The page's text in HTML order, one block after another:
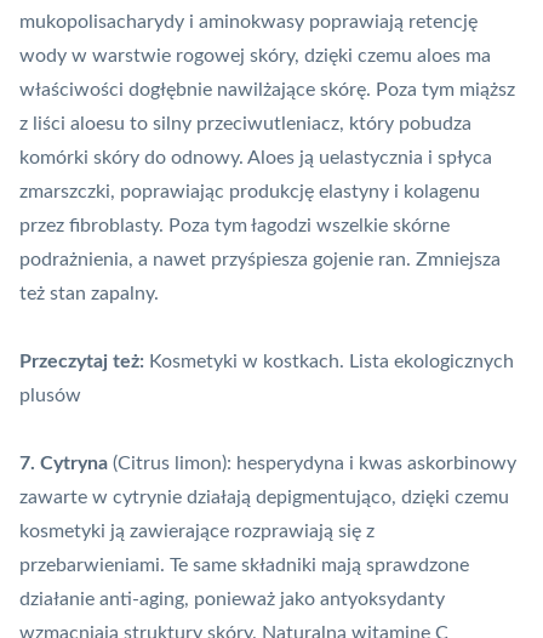
mukopolisacharydy i aminokwasy poprawiają retencję
wody w warstwie rogowej skóry, dzięki czemu aloes ma
właściwości dogłębnie nawilżające skórę. Poza tym miąższ
z liści aloesu to silny przeciwutleniacz, który pobudza
komórki skóry do odnowy. Aloes ją uelastycznia i spłyca
zmarszczki, poprawiając produkcję elastyny i kolagenu
przez fibroblasty. Poza tym łagodzi wszelkie skórne
podrażnienia, a nawet przyśpiesza gojenie ran. Zmniejsza
też stan zapalny.
Przeczytaj też: Kosmetyki w kostkach. Lista ekologicznych
plusów
7. Cytryna (Citrus limon): hesperydyna i kwas askorbinowy
zawarte w cytrynie działają depigmentująco, dzięki czemu
kosmetyki ją zawierające rozprawiają się z
przebarwieniami. Te same składniki mają sprawdzone
działanie anti-aging, ponieważ jako antyoksydanty
wzmacniają struktury skóry. Naturalną witaminę C